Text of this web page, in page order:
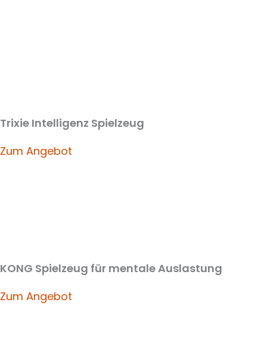
Trixie Intelligenz Spielzeug
Zum Angebot
KONG Spielzeug für mentale Auslastung
Zum Angebot